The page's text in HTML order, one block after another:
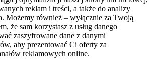
reklam i treści, a także do analizy
Możemy również – wyłącznie za Twoją
że sam korzystasz z usług danego
zaszyfrowane dane z danymi
aby prezentować Ci oferty za
reklamowych online.